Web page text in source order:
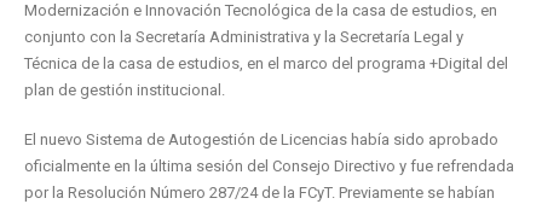
Modernización e Innovación Tecnológica de la casa de estudios, en
conjunto con la Secretaría Administrativa y la Secretaría Legal y
Técnica de la casa de estudios, en el marco del programa +Digital del
plan de gestión institucional.
El nuevo Sistema de Autogestión de Licencias había sido aprobado
oficialmente en la última sesión del Consejo Directivo y fue refrendada
por la Resolución Número 287/24 de la FCyT. Previamente se habían